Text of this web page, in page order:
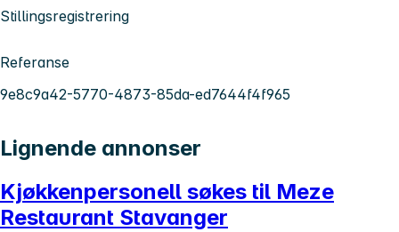
Stillingsregistrering
Referanse
9e8c9a42-5770-4873-85da-ed7644f4f965
Lignende annonser
Kjøkkenpersonell søkes til Meze
Restaurant Stavanger